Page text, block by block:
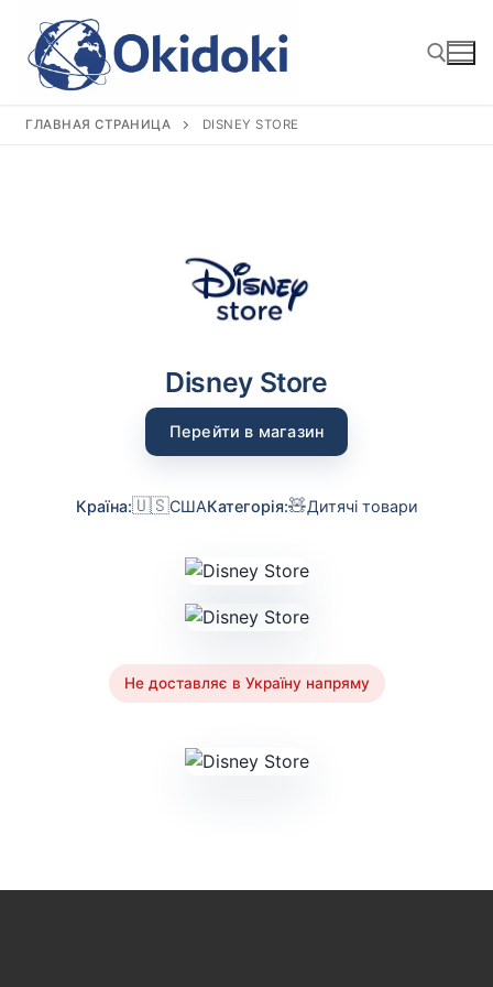
содержимому
ГЛАВНАЯ СТРАНИЦА DISNEY STORE
Disney Store
Перейти в магазин
Країна:🇺🇸СШАКатегорія:🧸Дитячі товари
Не доставляє в Україну напряму